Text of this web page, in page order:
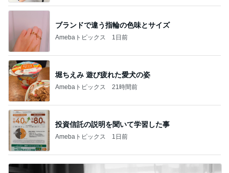
ブランドで違う指輪の色味とサイズ
Amebaトピックス 1日前
堀ちえみ 遊び疲れた愛犬の姿
Amebaトピックス 21時間前
投資信託の説明を聞いて学習した事
Amebaトピックス 1日前